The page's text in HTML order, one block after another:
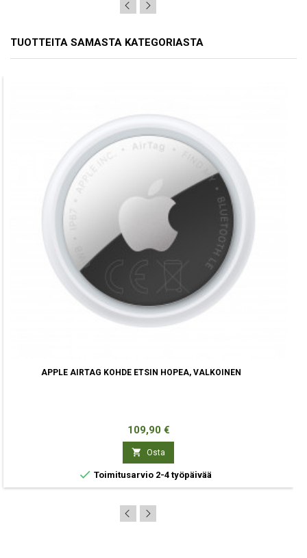
TUOTTEITA SAMASTA KATEGORIASTA
APPLE AIRTAG KOHDE ETSIN HOPEA, VALKOINEN
Hinta
109,90 €
 Osta
 Toimitusarvio 2-4 työpäivää